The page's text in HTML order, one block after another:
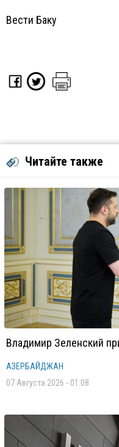
Вести Баку
Читайте также
Владимир Зеленский
АЗЕРБАЙДЖАН
07 Августа 2026 - 01:08